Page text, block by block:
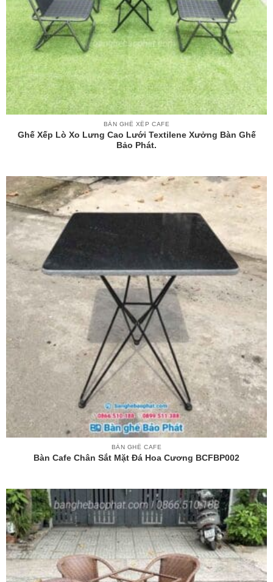
BÀN GHẾ XẾP CAFE
Ghế Xếp Lò Xo Lưng Cao Lưới Textilene Xưởng Bàn Ghế
Bảo Phát.
BÀN GHẾ CAFE
Bàn Cafe Chân Sắt Mặt Đá Hoa Cương BCFBP002